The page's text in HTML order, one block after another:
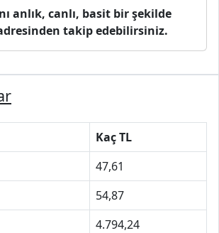
anlık, canlı, basit bir şekilde
takip edebilirsiniz.
Kaç TL
47,61
54,87
4.794,24